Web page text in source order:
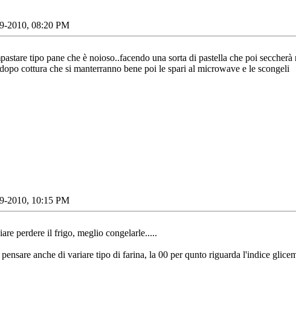
2010, 08:20 PM
tipo pane che è noioso..facendo una sorta di pastella che poi
cottura che si manterranno bene poi le spari al microwave e le scongeli
2010, 10:15 PM
perdere il frigo, meglio congelarle.....
anche di variare tipo di farina, la 00 per qunto riguarda l'indice